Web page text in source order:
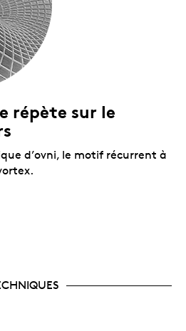
répète sur le
d’ovni, le motif récurrent à